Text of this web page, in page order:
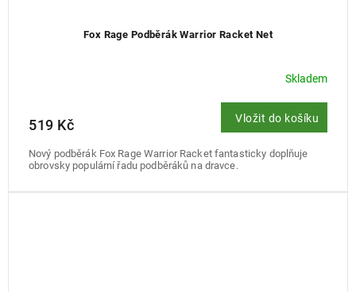
Fox Rage Podběrák Warrior Racket Net
Skladem
519 Kč Vložit do košíku
Nový podběrák Fox Rage Warrior Racket fantasticky doplňuje
obrovsky populární řadu podběráků na dravce.